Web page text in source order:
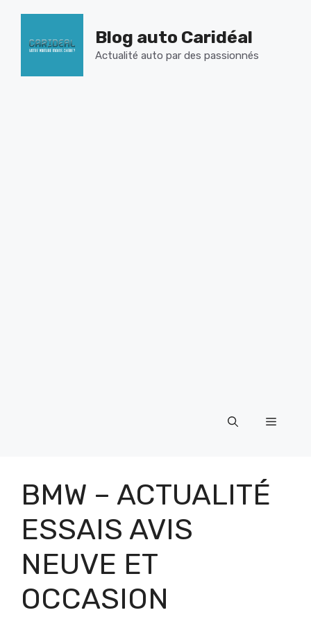
contenu
Blog auto Caridéal
Actualité auto par des passionnés
Menu
BMW – ACTUALITÉ
ESSAIS AVIS
NEUVE ET
OCCASION